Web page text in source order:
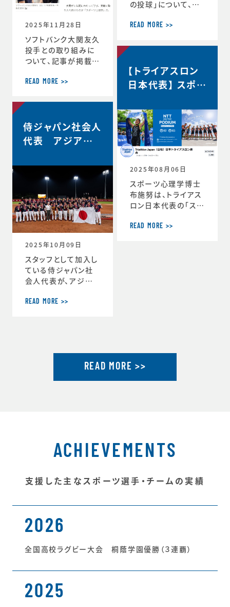
自分の最高を引き出
ツ心理学博士が語る
結果を出し続ける人
の
2025年11月28日
ソフトバンク大関友久
投手との取り組みに
ついて、記事が掲載さ
理学で結果 大関投
＜朝日新聞デジタル
ahi.com/articles/
DA3S16351620.ht
ml
READ MORE >>
の投球」について、イ
ます。速球140km／
フトバンク大関友久
エンスです」https://
topics.smt.doco
mo.ne.jp/article/
day-445985
READ MORE >>
侍ジャパン社会人
代表 アジア選
2025年10月09日
スタッフとして加入し
ている侍ジャパン社
会人代表が、アジア
ました。アジア選手権
l.jp/jp/news/pres
s/20250930_1.ht
READ MORE >>
【トライアスロン
日本代表】 スポー
ト/ハイパフォーマ
ンスコーチ 就任
2025年08月06日
スポーツ心理学博士
布施努は、トライアス
ロン日本代表の「スポ
ハイパフォーマンスコ
READ MORE >>
READ MORE >>
ACHIEVEMENTS
支援した主なスポーツ選手・チームの実績
2026
全国高校ラグビー大会 桐蔭学園優勝（３連覇）
2025